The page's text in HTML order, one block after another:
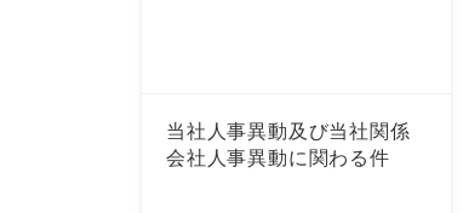
当社人事異動及び当社関係
会社人事異動に関わる件